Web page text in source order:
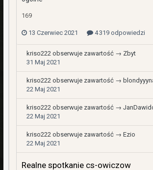
169
13 Czerwiec 2021 4 319 odpowiedzi
kriso222obserwuje zawartość → Zbyt
31 Maj 2021
kriso222obserwuje zawartość →
22 Maj 2021
kriso222obserwuje zawartość →
22 Maj 2021
kriso222obserwuje zawartość → Ezio
22 Maj 2021
Realne spotkanie cs-owiczow